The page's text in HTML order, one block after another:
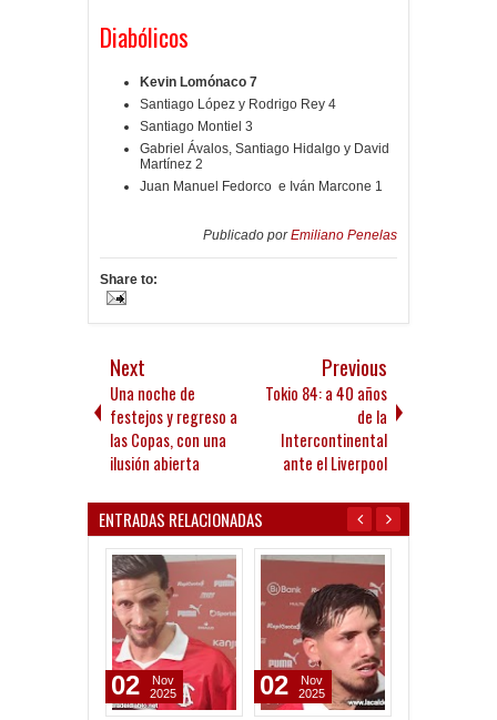
Diabólicos
Kevin Lomónaco 7
Santiago López y Rodrigo Rey 4
Santiago Montiel 3
Gabriel Ávalos, Santiago Hidalgo y David
Martínez 2
Juan Manuel Fedorco e Iván Marcone 1
Publicado porEmiliano Penelas
Share to:
Next
Una noche de
festejos y regreso a
las Copas, con una
ilusión abierta
Previous
Tokio 84: a 40 años
de la
Intercontinental
ante el Liverpool
ENTRADAS RELACIONADAS
02
Nov
2025
02
Nov
2025